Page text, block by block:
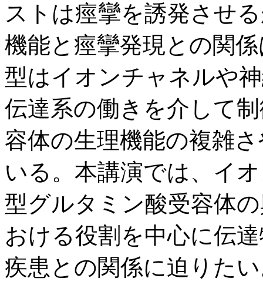
ストは痙攣を誘発させ
機能と痙攣発現との関
型はイオンチャネルや
伝達系の働きを介して
容体の生理機能の複雑
いる。本講演では、イ
型グルタミン酸受容体
おける役割を中心に伝
疾患との関係に迫りた